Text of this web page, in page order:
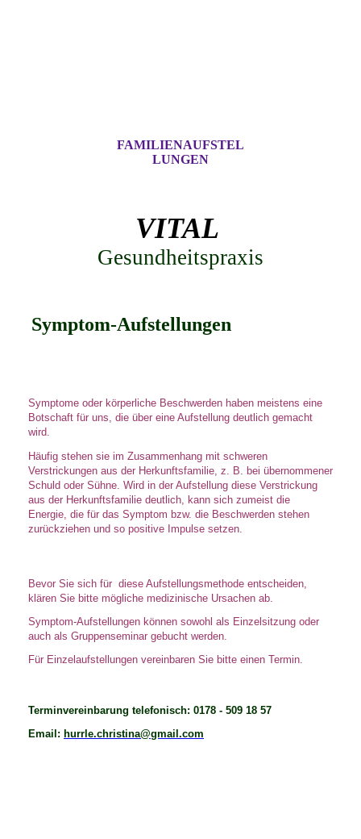
FAMILIENAUFSTEL
LUNGEN
VITAL
Gesundheitspraxis
Symptom-Aufstellungen
Symptome oder körperliche Beschwerden haben meistens eine
Botschaft für uns, die über eine Aufstellung deutlich gemacht
wird.
Häufig stehen sie im Zusammenhang mit schweren
Verstrickungen aus der Herkunftsfamilie, z. B. bei übernommener
Schuld oder Sühne. Wird in der Aufstellung diese Verstrickung
aus der Herkunftsfamilie deutlich, kann sich zumeist die
Energie, die für das Symptom bzw. die Beschwerden stehen
zurückziehen und so positive Impulse setzen.
Bevor Sie sich für diese Aufstellungsmethode entscheiden,
klären Sie bitte mögliche medizinische Ursachen ab.
Symptom-Aufstellungen können sowohl als Einzelsitzung oder
auch als Gruppenseminar gebucht werden.
Für Einzelaufstellungen vereinbaren Sie bitte einen Termin.
Terminvereinbarung telefonisch: 0178 - 509 18 57
Email: hurrle.christina@gmail.com